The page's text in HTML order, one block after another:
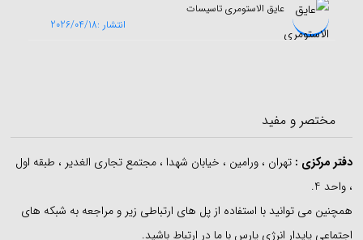
عایق الاستومری تاسیسات
انتشار :2026/04/18
مختصر و مفید
دفتر مرکزی : تهران ، ورامین ، خیابان شهدا ، مجتمع تجاری الغدیر ، طبقه اول
، واحد 4.
همچنین می توانید با استفاده از پل های ارتباطی زیر و مراجعه به شبکه های
اجتماعی پایدار انرژی پارس با ما در ارتباط باشید.